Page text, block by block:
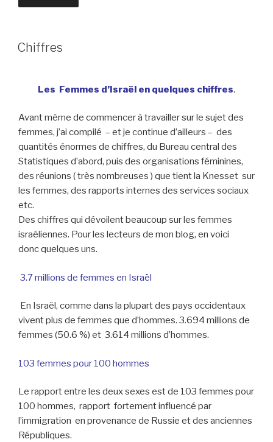
Chiffres
Les Femmes d’Israël en quelques chiffres.
Avant même de commencer à travailler sur le sujet des
femmes, j’ai compilé – et je continue d’ailleurs – des
quantités énormes de chiffres, du Bureau central des
Statistiques d’abord, puis des organisations féminines,
des réunions ( très nombreuses ) que tient la Knesset sur
les femmes, des rapports internes des services sociaux
etc.
Des chiffres qui dévoilent beaucoup sur les femmes
israéliennes. Pour les lecteurs de mon blog, en voici
donc quelques uns.
3.7 millions de femmes en Israël
En Israël, comme dans la plupart des pays occidentaux
vivent plus de femmes que d’hommes. 3.694 millions de
femmes (50.6 %) et 3.614 millions d’hommes.
103 femmes pour 100 hommes
Le rapport entre les deux sexes est de 103 femmes pour
100 hommes, rapport fortement influencé par
l’immigration en provenance de Russie et des anciennes
Républiques.